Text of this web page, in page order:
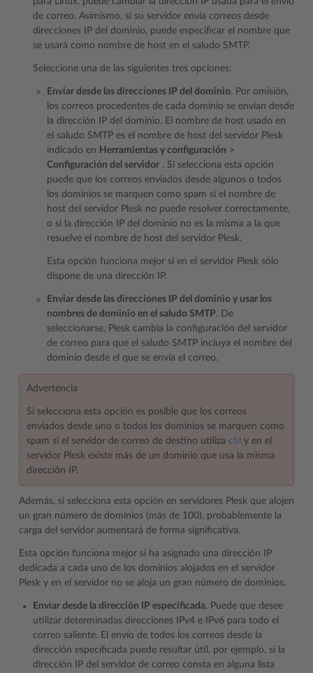
de correo. Asimismo, si su servidor envía correos desde
direcciones IP del dominio, puede especificar el nombre que
se usará como nombre de host en el saludo SMTP.
Seleccione una de las siguientes tres opciones:
Enviar desde las direcciones IP del dominio. Por omisión,
los correos procedentes de cada dominio se envían desde
la dirección IP del dominio. El nombre de host usado en
el saludo SMTP es el nombre de host del servidor Plesk
indicado en Herramientas y configuración >
Configuración del servidor . Si selecciona esta opción
puede que los correos enviados desde algunos o todos
los dominios se marquen como spam si el nombre de
host del servidor Plesk no puede resolver correctamente,
o si la dirección IP del dominio no es la misma a la que
resuelve el nombre de host del servidor Plesk.
Esta opción funciona mejor si en el servidor Plesk sólo
dispone de una dirección IP.
Enviar desde las direcciones IP del dominio y usar los
nombres de dominio en el saludo SMTP. De
seleccionarse, Plesk cambia la configuración del servidor
de correo para que el saludo SMTP incluya el nombre del
dominio desde el que se envía el correo.
Advertencia
Si selecciona esta opción es posible que los correos
enviados desde uno o todos los dominios se marquen como
spam si el servidor de correo de destino utiliza cbl y en el
servidor Plesk existe más de un dominio que usa la misma
dirección IP.
Además, si selecciona esta opción en servidores Plesk que alojen
un gran número de dominios (más de 100), probablemente la
carga del servidor aumentará de forma significativa.
Esta opción funciona mejor si ha asignado una dirección IP
dedicada a cada uno de los dominios alojados en el servidor
Plesk y en el servidor no se aloja un gran número de dominios.
Enviar desde la dirección IP especificada. Puede que desee
utilizar determinadas direcciones IPv4 e IPv6 para todo el
correo saliente. El envío de todos los correos desde la
dirección especificada puede resultar útil, por ejemplo, si la
dirección IP del servidor de correo consta en alguna lista